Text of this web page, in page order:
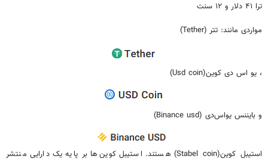
ترا ۴۱ دلار و ۱۲ سنت
مواردی مانند: تتر (Tether)
، یو اس دی کوین(Usd coin)
و بایننس یواس‌دی (Binance usd)
استیبل کوین(Stabel coin) هستند. استیبل کوین‌ها بر پایه یک دارایی منتشر